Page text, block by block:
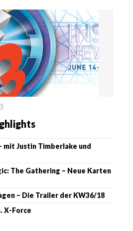
mit Justin Timberlake und
The Gathering – Neue Karten
– Die Trailer der KW36/18
X-Force